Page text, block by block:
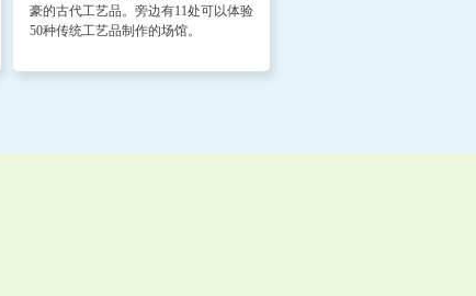
豪的古代工艺品。旁边有11处可以体验
50种传统工艺品制作的场馆。